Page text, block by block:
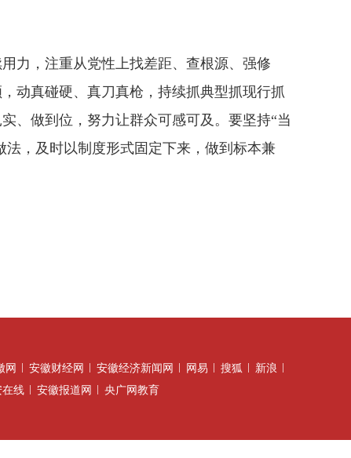
力，注重从党性上找差距、查根源、强修
动真碰硬、真刀真枪，持续抓典型抓现行抓
、做到位，努力让群众可感可及。要坚持“当
，及时以制度形式固定下来，做到标本兼
网 安徽财经网 安徽经济新闻网 网易 搜狐
新浪
在线 安徽报道网 央广网教育